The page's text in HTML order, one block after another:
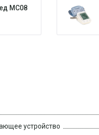
MC08
устройство